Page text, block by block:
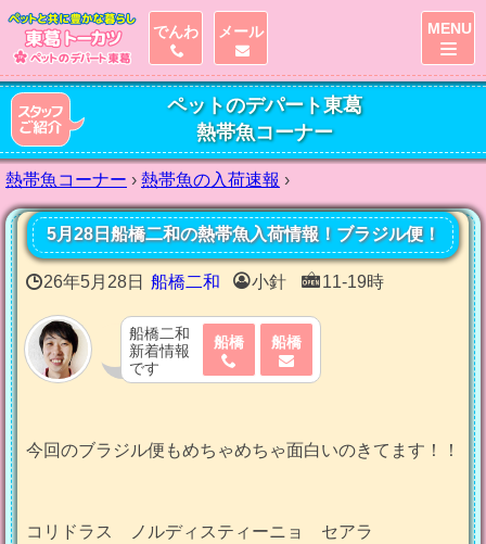
ペットのデパート東葛
熱帯魚コーナー
熱帯魚コーナー › 熱帯魚の入荷速報 ›
5月28日船橋二和の熱帯魚入荷情報！ブラジル便！
26年5月28日 船橋二和 小針 11-19時
船橋二和
新着情報
です
船橋 船橋
今回のブラジル便もめちゃめちゃ面白いのきてます！！
コリドラス ノルディスティーニョ セアラ
でんわ メール MENU